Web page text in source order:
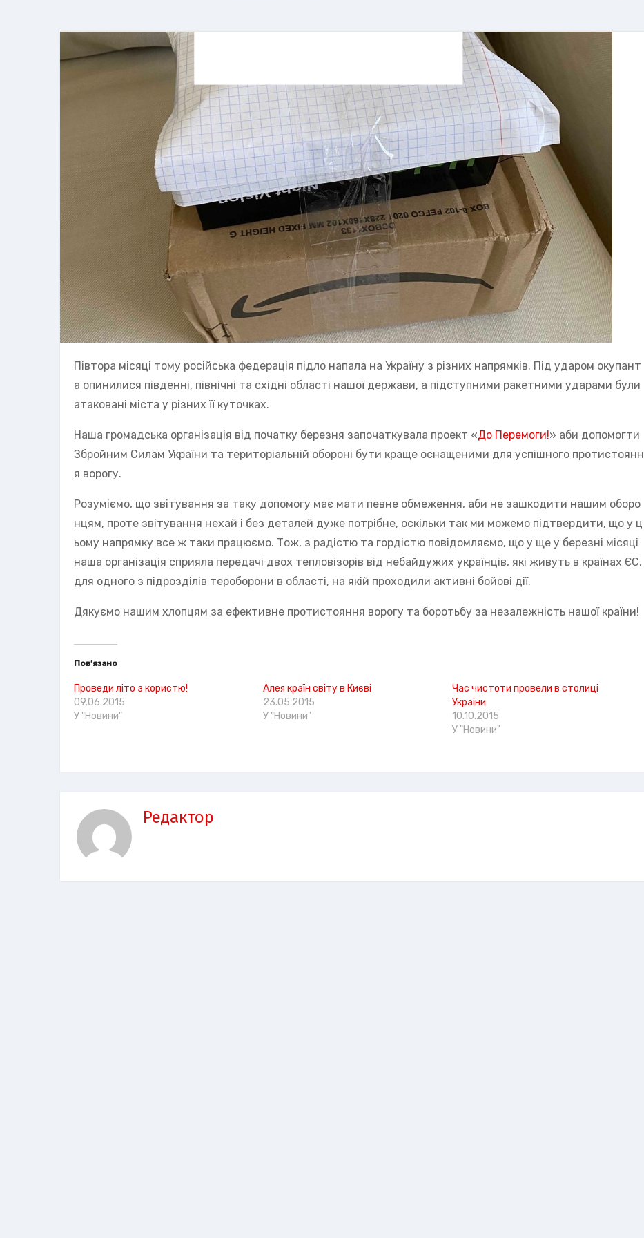
Півтора місяці тому російська федерація підло напала на Україну з різних напрямків. Під ударом окупант
а опинилися південні, північні та східні області нашої держави, а підступними ракетними ударами були
атаковані міста у різних її куточках.
Наша громадська організація від початку березня започаткувала проект «До Перемоги!» аби допомогти
Збройним Силам України та територіальній обороні бути краще оснащеними для успішного протистоянн
я ворогу.
Розуміємо, що звітування за таку допомогу має мати певне обмеження, аби не зашкодити нашим оборо
нцям, проте звітування нехай і без деталей дуже потрібне, оскільки так ми можемо підтвердити, що у ц
ьому напрямку все ж таки працюємо. Тож, з радістю та гордістю повідомляємо, що у ще у березні місяці
наша організація сприяла передачі двох тепловізорів від небайдужих українців, які живуть в країнах ЄС,
для одного з підрозділів тероборони в області, на якій проходили активні бойові дії.
Дякуємо нашим хлопцям за ефективне протистояння ворогу та боротьбу за незалежність нашої країни!
Пов’язано
Проведи літо з користю!
09.06.2015
У "Новини"
Алея країн світу в Києві
23.05.2015
У "Новини"
Час чистоти провели в столиці
України
10.10.2015
У "Новини"
Редактор